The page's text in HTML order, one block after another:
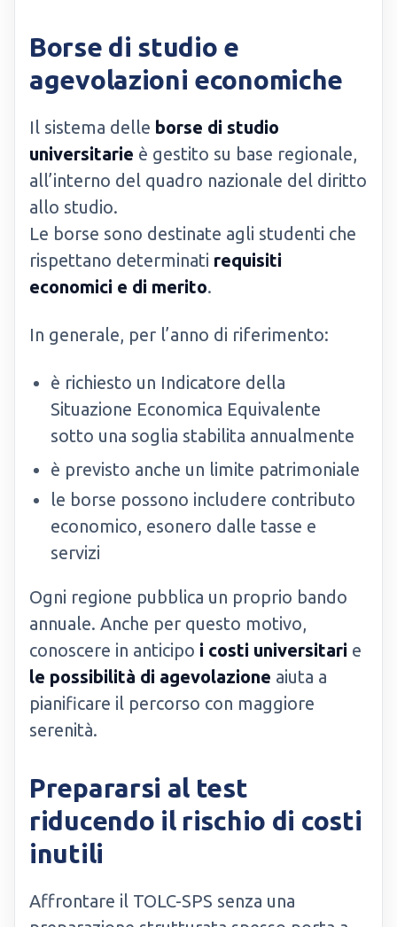
Borse di studio e
agevolazioni economiche
Il sistema delle borse di studio
universitarie è gestito su base regionale,
all’interno del quadro nazionale del diritto
allo studio.
Le borse sono destinate agli studenti che
rispettano determinati requisiti
economici e di merito.
In generale, per l’anno di riferimento:
è richiesto un Indicatore della
Situazione Economica Equivalente
sotto una soglia stabilita annualmente
è previsto anche un limite patrimoniale
le borse possono includere contributo
economico, esonero dalle tasse e
servizi
Ogni regione pubblica un proprio bando
annuale. Anche per questo motivo,
conoscere in anticipo i costi universitari e
le possibilità di agevolazione aiuta a
pianificare il percorso con maggiore
serenità.
Prepararsi al test
riducendo il rischio di costi
inutili
Affrontare il TOLC-SPS senza una